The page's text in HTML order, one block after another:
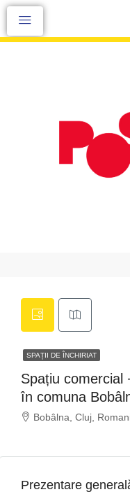
SPAȚII DE ÎNCHIRIAT
Spațiu comercial
în comuna
Bobâlna, Cluj,
Prezentare